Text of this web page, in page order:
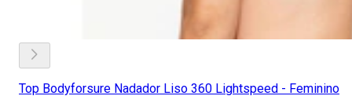
Top Bodyforsure Nadador Liso 360 Lightspeed - Feminino